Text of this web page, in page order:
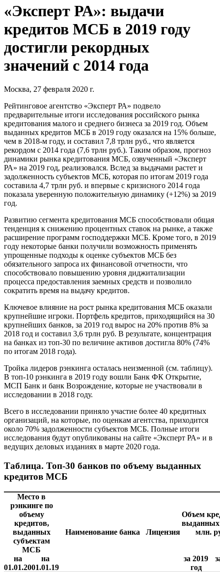
«Эксперт РА»: выдачи
кредитов МСБ в 2019 году
достигли рекордных
значений с 2014 года
Москва, 27 февраля 2020 г.
Рейтинговое агентство «Эксперт РА» подвело
предварительные итоги исследования российского рынка
кредитования малого и среднего бизнеса за 2019 год. Объем
выданных кредитов МСБ в 2019 году оказался на 15% больше,
чем в 2018-м году, и составил 7,8 трлн руб., что является
рекордом с 2014 года (7,6 трлн руб.). Таким образом, прогноз
динамики рынка кредитования МСБ, озвученный «Эксперт
РА» на 2019 год, реализовался. Вслед за выдачами растет и
задолженность субъектов МСБ, которая по итогам 2019 года
составила 4,7 трлн руб. и впервые с кризисного 2014 года
показала уверенную положительную динамику (+12%) за 2019
год.
Развитию сегмента кредитования МСБ способствовали общая
тенденция к снижению процентных ставок на рынке, а также
расширение программ господдержки МСБ. Кроме того, в 2019
году некоторые банки получили возможность применять
упрощенные подходы к оценке субъектов МСБ без
обязательного запроса их финансовой отчетности, что
способствовало повышению уровня диджитализации
процесса предоставления заемных средств и позволило
сократить время на выдачу кредитов.
Ключевое влияние на рост рынка кредитования МСБ оказали
крупнейшие игроки. Портфель кредитов, приходящийся на 30
крупнейших банков, за 2019 год вырос на 20% против 8% за
2018 год и составил 3,6 трлн руб. В результате, концентрация
на банках из топ-30 по величине активов достигла 80% (74%
по итогам 2018 года).
Тройка лидеров рэнкинга осталась неизменной (см. таблицу).
В топ-10 рэнкинга в 2019 году вошли Банк ФК Открытие,
МСП Банк и банк Возрождение, которые не участвовали в
исследовании в 2018 году.
Всего в исследовании приняло участие более 40 кредитных
организаций, на которые, по оценкам агентства, приходится
около 70% задолженности субъектов МСБ. Полные итоги
исследования будут опубликованы на сайте «Эксперт РА» и в
ведущих деловых изданиях в марте 2020 года.
Таблица. Топ-30 банков по объему выданных
кредитов МСБ
Место в
рэнкинге по
объему
кредитов,
выданных
субъектам
МСБ
Наименование банка Лицензия
Объем
млн.
на
01.01.20
на
01.01.19
за 2019
год